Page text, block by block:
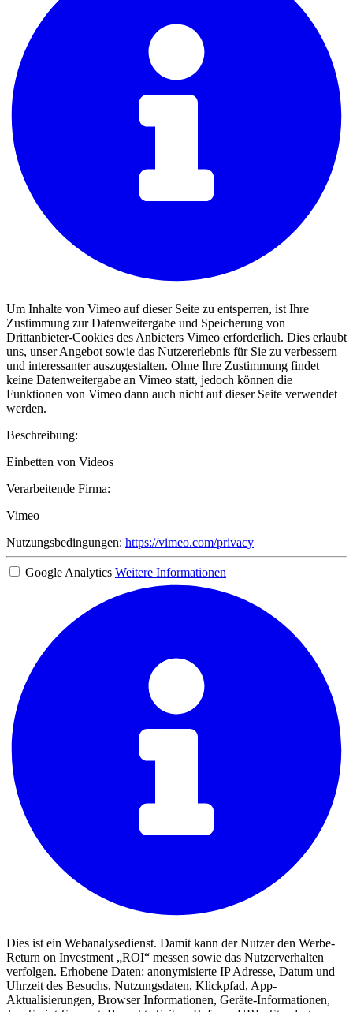
Um Inhalte von Vimeo auf dieser Seite zu entsperren, ist Ihre
Zustimmung zur Datenweitergabe und Speicherung von
Drittanbieter-Cookies des Anbieters Vimeo erforderlich. Dies erlaubt
uns, unser Angebot sowie das Nutzererlebnis für Sie zu verbessern
und interessanter auszugestalten. Ohne Ihre Zustimmung findet
keine Datenweitergabe an Vimeo statt, jedoch können die
Funktionen von Vimeo dann auch nicht auf dieser Seite verwendet
werden.
Beschreibung:
Einbetten von Videos
Verarbeitende Firma:
Vimeo
Nutzungsbedingungen: https://vimeo.com/privacy
Google Analytics Weitere Informationen
Dies ist ein Webanalysedienst. Damit kann der Nutzer den Werbe-
Return on Investment „ROI“ messen sowie das Nutzerverhalten
verfolgen. Erhobene Daten: anonymisierte IP Adresse, Datum und
Uhrzeit des Besuchs, Nutzungsdaten, Klickpfad, App-
Aktualisierungen, Browser Informationen, Geräte-Informationen,